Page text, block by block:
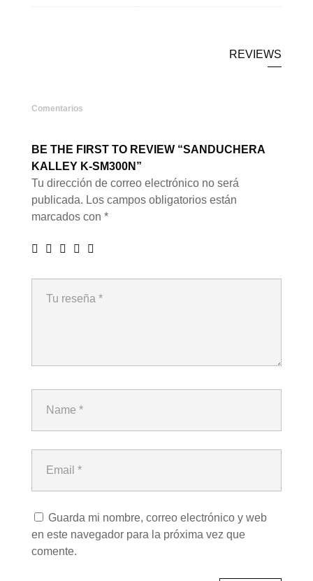
REVIEWS
Comentarios
BE THE FIRST TO REVIEW “SANDUCHERA
KALLEY K-SM300N”
Tu dirección de correo electrónico no será
publicada. Los campos obligatorios están
marcados con *
Guarda mi nombre, correo electrónico y web
en este navegador para la próxima vez que
comente.